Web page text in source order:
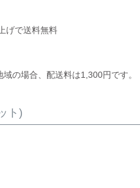
げで送料無料
の場合、配送料は1,300円です。
ト)